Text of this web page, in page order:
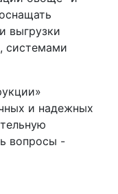
выгрузки
системами
и надежных
вопросы -